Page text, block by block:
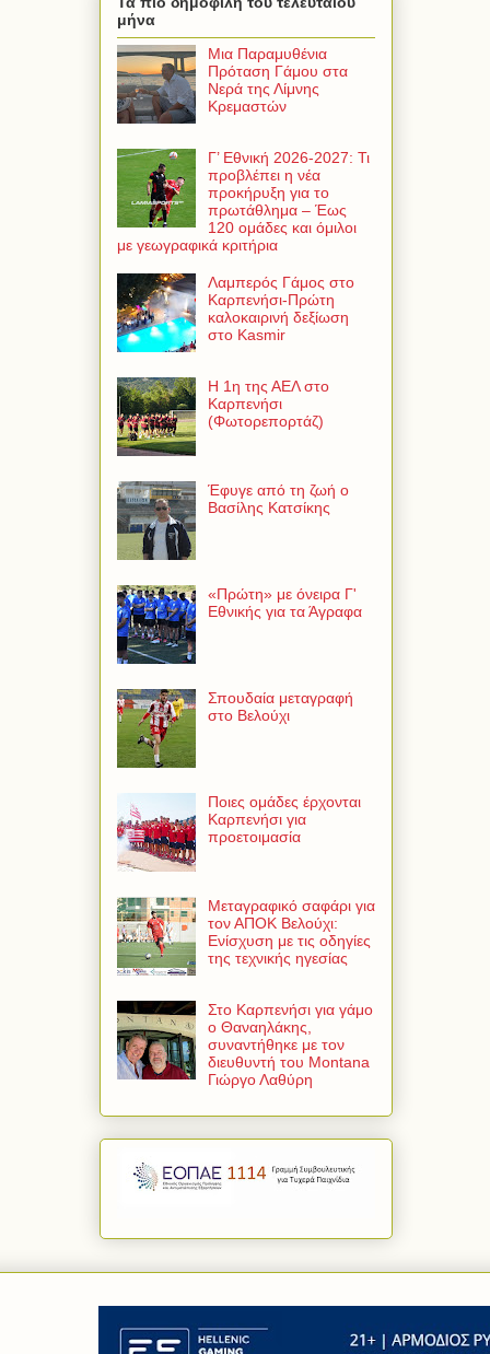
μήνα
Μια Παραμυθένια
Πρόταση Γάμου στα
Νερά της Λίμνης
Κρεμαστών
Γ’ Εθνική 2026-2027: Τι
προβλέπει η νέα
προκήρυξη για το
πρωτάθλημα – Έως
120 ομάδες και όμιλοι
με γεωγραφικά κριτήρια
Λαμπερός Γάμος στο
Καρπενήσι-Πρώτη
καλοκαιρινή δεξίωση
στο Kasmir
Η 1η της ΑΕΛ στο
Καρπενήσι
(Φωτορεπορτάζ)
Έφυγε από τη ζωή ο
Βασίλης Κατσίκης
«Πρώτη» με όνειρα Γ'
Εθνικής για τα Άγραφα
Σπουδαία μεταγραφή
στο Βελούχι
Ποιες ομάδες έρχονται
Καρπενήσι για
προετοιμασία
Μεταγραφικό σαφάρι για
τον ΑΠΟΚ Βελούχι:
Ενίσχυση με τις οδηγίες
της τεχνικής ηγεσίας
Στο Καρπενήσι για γάμο
ο Θαναηλάκης,
συναντήθηκε με τον
διευθυντή του Montana
Γιώργο Λαθύρη